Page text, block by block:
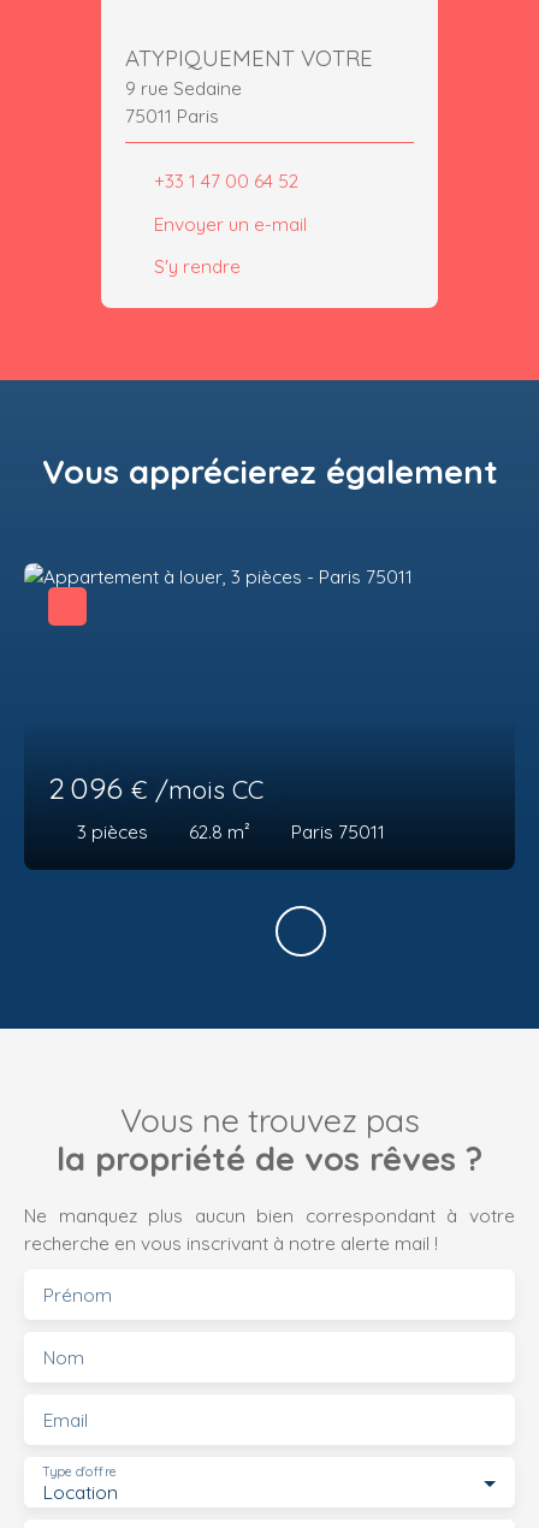
ATYPIQUEMENT VOTRE
9 rue Sedaine
75011 Paris
+33 1 47 00 64 52
Envoyer un e-mail
S'y rendre
Vous apprécierez également
2 096 € /mois CC
3 pièces 62.8 m² Paris 75011
Vous ne trouvez pas
la propriété de vos rêves ?
Ne manquez plus aucun bien correspondant à votre
recherche en vous inscrivant à notre alerte mail !
Prénom
Nom
Email
Location
Type d'offre